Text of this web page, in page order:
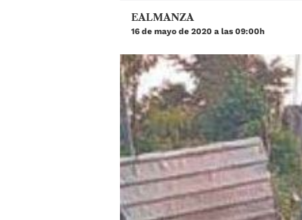
EALMANZA
16 de mayo de 2020 a las 09:00h